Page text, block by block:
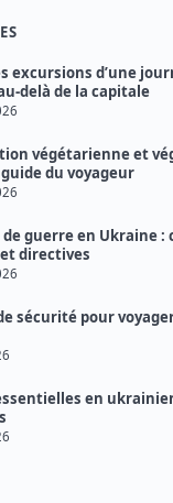
excursions d’une
delà de la capitale
végétarienne et
du voyageur
guerre en Ukraine :
directives
sécurité pour
en